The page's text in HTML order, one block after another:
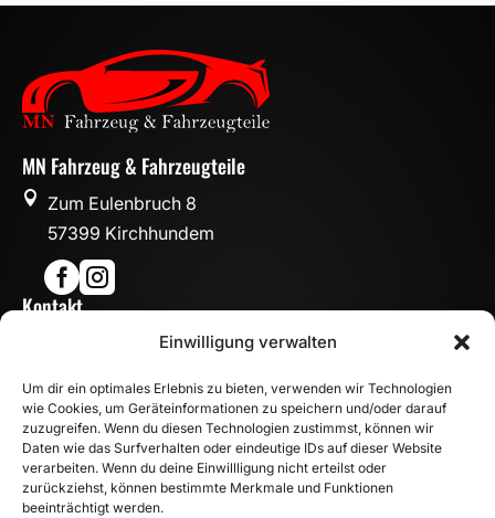
Einwilligung verwalten
Um dir ein optimales Erlebnis zu bieten, verwenden wir Technologien
wie Cookies, um Geräteinformationen zu speichern und/oder darauf
zuzugreifen. Wenn du diesen Technologien zustimmst, können wir
Daten wie das Surfverhalten oder eindeutige IDs auf dieser Website
verarbeiten. Wenn du deine Einwillligung nicht erteilst oder
zurückziehst, können bestimmte Merkmale und Funktionen
beeinträchtigt werden.
MN Fahrzeug & Fahrzeugteile

Zum Eulenbruch 8
57399 Kirchhundem

Kontakt
info@mn-fahrzeugteile.de
 WhatsApp
Öffnungszeiten
 Mo - Fr: 8:00 – 17:00 Uhr
Sa: 10:00 – 14:00 Uhr